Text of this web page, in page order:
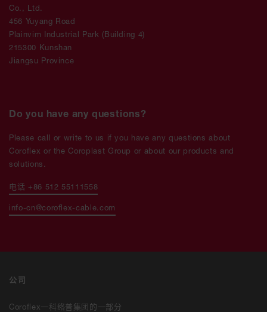
公司
Coroflex一科络普集团的一部分
Co., Ltd.
456 Yuyang Road
Plainvim Industrial Park (Building 4)
215300 Kunshan
Jiangsu Province
Do you have any questions?
Please call or write to us if you have any questions about
Coroflex or the Coroplast Group or about our products and
solutions.
电话 +86 512 55111558
info-cn@coroflex-cable.com